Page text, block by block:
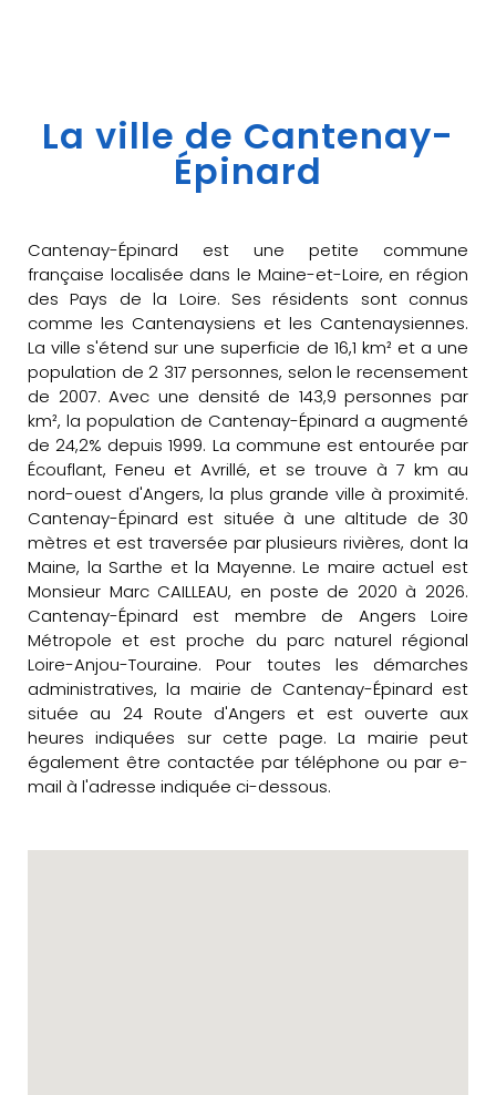
La ville de Cantenay-
Épinard
Cantenay-Épinard est une petite commune
française localisée dans le Maine-et-Loire, en région
des Pays de la Loire. Ses résidents sont connus
comme les Cantenaysiens et les Cantenaysiennes.
La ville s'étend sur une superficie de 16,1 km² et a une
population de 2 317 personnes, selon le recensement
de 2007. Avec une densité de 143,9 personnes par
km², la population de Cantenay-Épinard a augmenté
de 24,2% depuis 1999. La commune est entourée par
Écouflant, Feneu et Avrillé, et se trouve à 7 km au
nord-ouest d'Angers, la plus grande ville à proximité.
Cantenay-Épinard est située à une altitude de 30
mètres et est traversée par plusieurs rivières, dont la
Maine, la Sarthe et la Mayenne. Le maire actuel est
Monsieur Marc CAILLEAU, en poste de 2020 à 2026.
Cantenay-Épinard est membre de Angers Loire
Métropole et est proche du parc naturel régional
Loire-Anjou-Touraine. Pour toutes les démarches
administratives, la mairie de Cantenay-Épinard est
située au 24 Route d'Angers et est ouverte aux
heures indiquées sur cette page. La mairie peut
également être contactée par téléphone ou par e-
mail à l'adresse indiquée ci-dessous.